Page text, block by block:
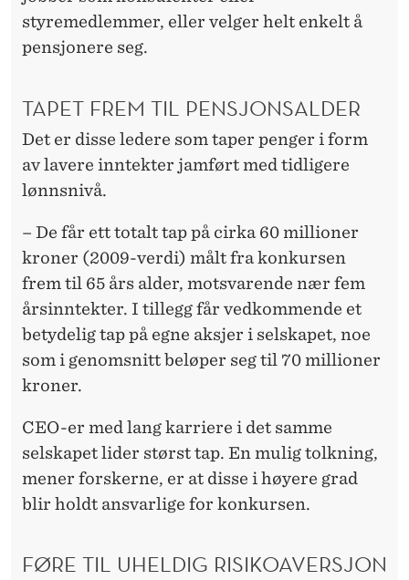
styremedlemmer, eller velger helt enkelt å
pensjonere seg.
TAPET FREM TIL PENSJONSALDER
Det er disse ledere som taper penger i form
av lavere inntekter jamført med tidligere
lønnsnivå.
– De får ett totalt tap på cirka 60 millioner
kroner (2009-verdi) målt fra konkursen
frem til 65 års alder, motsvarende nær fem
årsinntekter. I tillegg får vedkommende et
betydelig tap på egne aksjer i selskapet, noe
som i genomsnitt beløper seg til 70 millioner
kroner.
CEO-er med lang karriere i det samme
selskapet lider størst tap. En mulig tolkning,
mener forskerne, er at disse i høyere grad
blir holdt ansvarlige for konkursen.
FØRE TIL UHELDIG RISIKOAVERSJON